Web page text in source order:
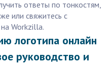
ответы по тонкостям,
или свяжитесь с
Workzilla.
логотипа онлайн
руководство и